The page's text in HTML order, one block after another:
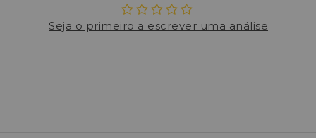
Seja o primeiro a escrever uma análise